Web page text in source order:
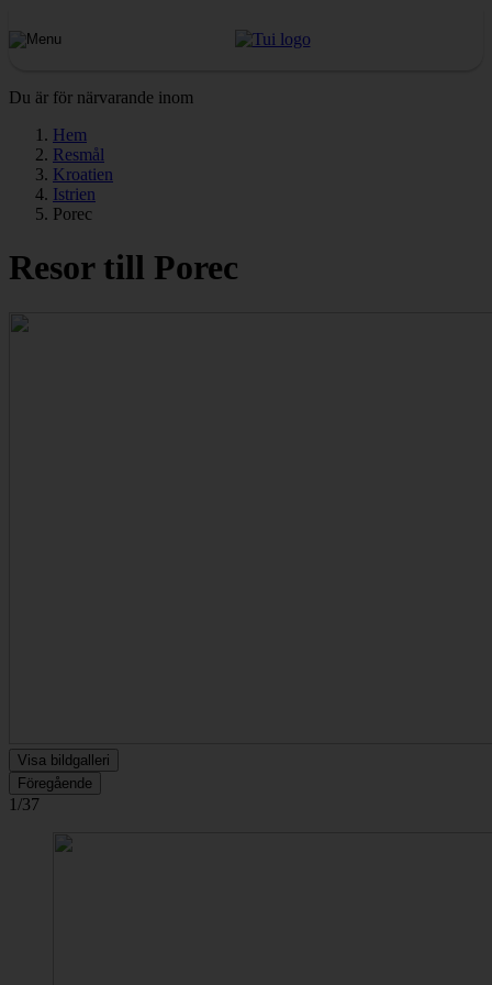
Du är för närvarande inom
Hem
Resmål
Kroatien
Istrien
Porec
Resor till Porec
Visa bildgalleri
Föregående
1/37